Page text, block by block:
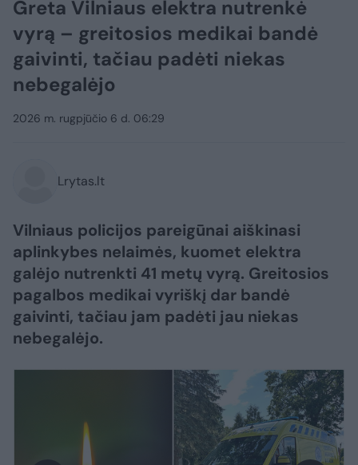
Greta Vilniaus elektra nutrenkė
vyrą – greitosios medikai bandė
gaivinti, tačiau padėti niekas
nebegalėjo
2026 m. rugpjūčio 6 d. 06:29
Lrytas.lt
Vilniaus policijos pareigūnai aiškinasi
aplinkybes nelaimės, kuomet elektra
galėjo nutrenkti 41 metų vyrą. Greitosios
pagalbos medikai vyriškį dar bandė
gaivinti, tačiau jam padėti jau niekas
nebegalėjo.